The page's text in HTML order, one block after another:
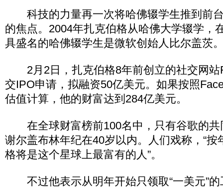
科技的力量再一次将哈佛辍学生推到前
的焦点。2004年扎克伯格从哈佛大学辍学，
具盛名的哈佛辍学生是微软创始人比尔盖茨
2月2日，扎克伯格8年前创立的社交网站
交IPO申请，拟融资50亿美元。如果按照
估值计算，他的财富达到284亿美元。
在全球财富榜前100名中，只有谷歌的共
谢尔盖布林年纪在40岁以内。人们戏称，“按
格将是这个星球上最富有的人”。
不过他表示从明年开始只领取“一美元”的